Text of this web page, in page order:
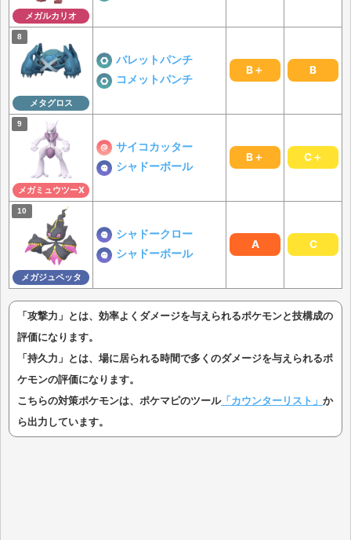
メガルカリオ
メタグロス
バレットパンチ
コメットパンチ
B＋ B
メガミュウツーX
サイコカッター
シャドーボール
B＋ C＋
メガジュペッタ
シャドークロー
シャドーボール
A C
「攻撃力」とは、効率よくダメージを与えられるポケモンと技構成の
評価になります。
「持久力」とは、場に居られる時間で多くのダメージを与えられるポ
ケモンの評価になります。
こちらの対策ポケモンは、ポケマピのツール「カウンターリスト」 か
ら出力しています。